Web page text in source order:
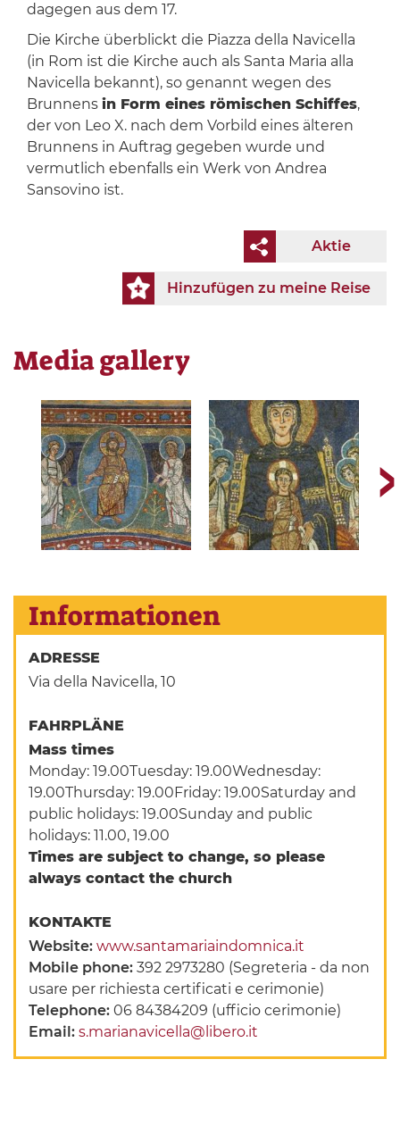
dagegen aus dem 17.
Die Kirche überblickt die Piazza della Navicella
(in Rom ist die Kirche auch als Santa Maria alla
Navicella bekannt), so genannt wegen des
Brunnens in Form eines römischen Schiffes,
der von Leo X. nach dem Vorbild eines älteren
Brunnens in Auftrag gegeben wurde und
vermutlich ebenfalls ein Werk von Andrea
Sansovino ist.
Aktie
Hinzufügen zu meine Reise
Media gallery
Informationen
ADRESSE
Via della Navicella, 10
FAHRPLÄNE
Mass times
Monday: 19.00Tuesday: 19.00Wednesday:
19.00Thursday: 19.00Friday: 19.00Saturday and
public holidays: 19.00Sunday and public
holidays: 11.00, 19.00
Times are subject to change, so please
always contact the church
KONTAKTE
Website:www.santamariaindomnica.it
Mobile phone:392 2973280 (Segreteria - da non
usare per richiesta certificati e cerimonie)
Telephone:06 84384209 (ufficio cerimonie)
Email:s.marianavicella@libero.it